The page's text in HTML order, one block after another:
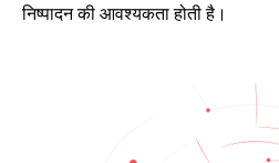
निष्पादन की आवश्यकता होती है।